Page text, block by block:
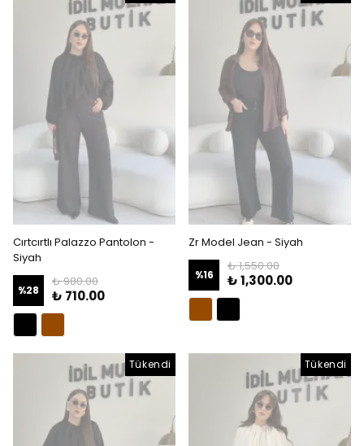
Cırtcırtlı Palazzo Pantolon -
Siyah
%28
₺ 980.00
₺ 710.00
Zr Model Jean - Siyah
%16
₺ 1,550.00
₺ 1,300.00
Tükendi Tükendi